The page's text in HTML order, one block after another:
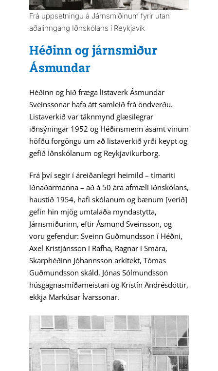
Frá uppsetningu á Járnsmiðinum fyrir utan
aðalinngang Iðnskólans í Reykjavík
Héðinn og járnsmiður
Ásmundar
Héðinn og hið fræga listaverk Ásmundar
Sveinssonar hafa átt samleið frá öndverðu.
Listaverkið var táknmynd glæsilegrar
iðnsýningar 1952 og Héðinsmenn ásamt vinum
höfðu forgöngu um að listaverkið yrði keypt og
gefið Iðnskólanum og Reykjavíkurborg.
Frá því segir í áreiðanlegri heimild – tímariti
iðnaðarmanna – að á 50 ára afmæli Iðnskólans,
haustið 1954, hafi skólanum og bænum [verið]
gefin hin mjög umtalaða myndastytta,
Járnsmiðurinn, eftir Ásmund Sveinsson, og
voru gefendur: Sveinn Guðmundsson í Héðni,
Axel Kristjánsson í Rafha, Ragnar í Smára,
Skarphéðinn Jóhannsson arkítekt, Tómas
Guðmundsson skáld, Jónas Sólmundsson
húsgagnasmíðameistari og Kristín Andrésdóttir,
ekkja Markúsar Ívarssonar.